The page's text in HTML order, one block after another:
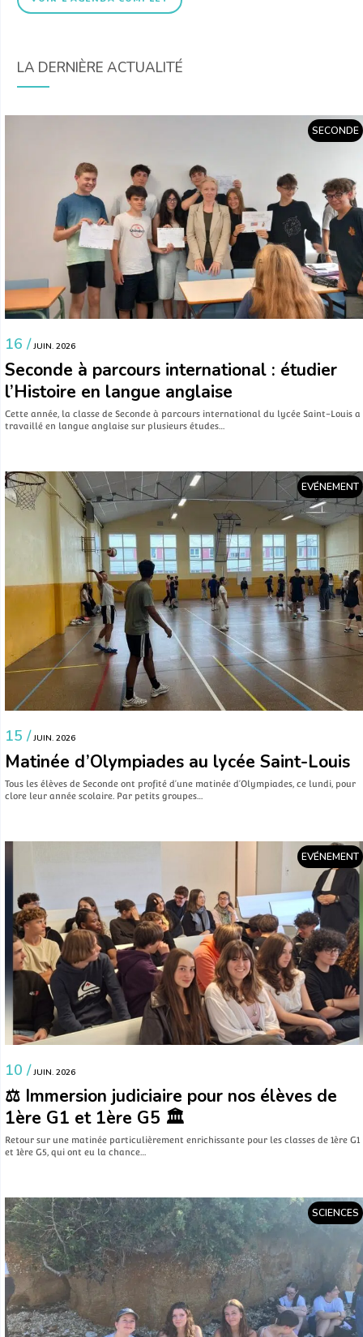
LA DERNIÈRE ACTUALITÉ
SECONDE
16 / JUIN. 2026
Seconde à parcours international : étudier
l’Histoire en langue anglaise
Cette année, la classe de Seconde à parcours international du lycée Saint-Louis a
travaillé en langue anglaise sur plusieurs études…
EVÉNEMENT
15 / JUIN. 2026
Matinée d’Olympiades au lycée Saint-Louis
Tous les élèves de Seconde ont profité d’une matinée d’Olympiades, ce lundi, pour
clore leur année scolaire. Par petits groupes…
EVÉNEMENT
10 / JUIN. 2026
⚖️ Immersion judiciaire pour nos élèves de
1ère G1 et 1ère G5 🏛️
​Retour sur une matinée particulièrement enrichissante pour les classes de 1ère G1
et 1ère G5, qui ont eu la chance…
SCIENCES